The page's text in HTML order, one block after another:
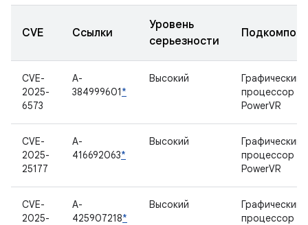
CVE Ссылки
Уровень
серьезности
CVE-
2025-
6573
A-
384999601*
Высокий
Графический
процессор
PowerVR
CVE-
2025-
25177
A-
416692063*
Высокий
Графический
процессор
PowerVR
CVE-
2025-
A-
425907218*
Высокий
Графический
процессор